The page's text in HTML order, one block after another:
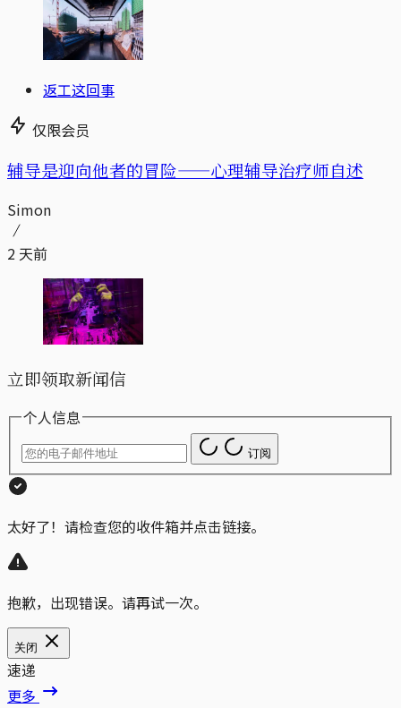
返工这回事
仅限会员
辅导是迎向他者的冒险——心理辅导治疗师自述
Simon
2 天前
立即领取新闻信
个人信息
订阅
太好了！请检查您的收件箱并点击链接。
抱歉，出现错误。请再试一次。
关闭
速递
更多